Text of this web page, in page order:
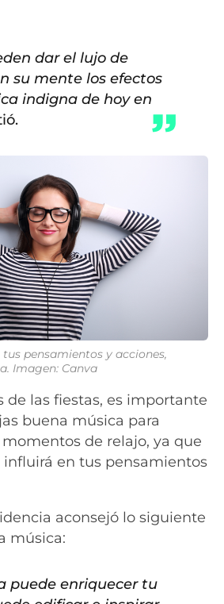
dar el lujo de
su mente los efectos
indigna de hoy en
pensamientos y acciones,
Imagen: Canva
de las fiestas, es importante
buena música para
de relajo, ya que
influirá en tus pensamientos
aconsejó lo siguiente
música:
puede enriquecer tu